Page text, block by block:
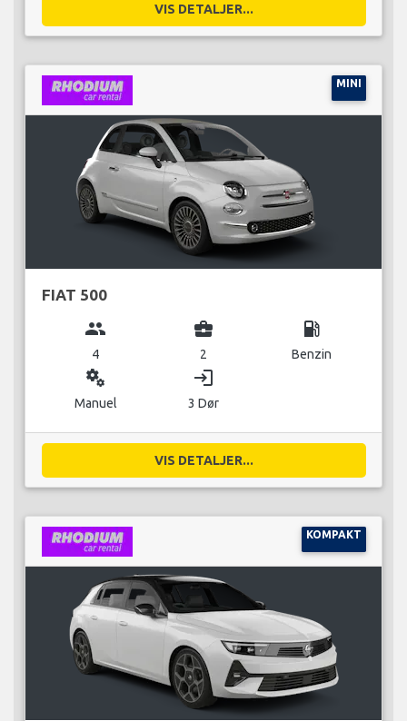
VIS DETALJER...
MINI
FIAT 500
group
4
business_center
2
local_gas_station
Benzin
miscellaneous_services
Manuel
login
3 Dør
VIS DETALJER...
KOMPAKT